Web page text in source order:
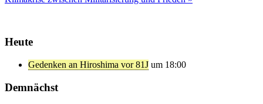
Heute
Gedenken an Hiroshima vor 81J um 18:00
Demnächst